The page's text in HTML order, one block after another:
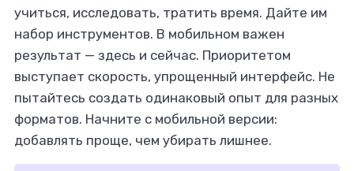
учиться, исследовать, тратить время. Дайте им
набор инструментов. В мобильном важен
результат — здесь и сейчас. Приоритетом
выступает скорость, упрощенный интерфейс. Не
пытайтесь создать одинаковый опыт для разных
форматов. Начните с мобильной версии:
добавлять проще, чем убирать лишнее.